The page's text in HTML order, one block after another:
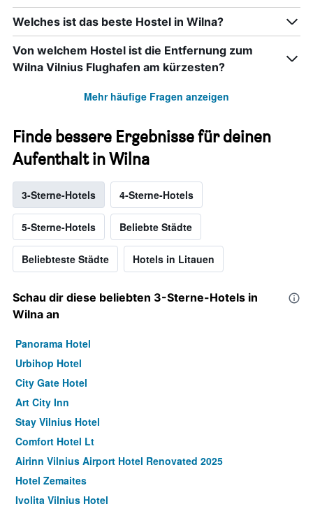
Welches ist das beste Hostel in Wilna?
Von welchem Hostel ist die Entfernung zum
Wilna Vilnius Flughafen am kürzesten?
Mehr häufige Fragen anzeigen
Finde bessere Ergebnisse für deinen
Aufenthalt in Wilna
3-Sterne-Hotels 4-Sterne-Hotels
5-Sterne-Hotels Beliebte Städte
Beliebteste Städte Hotels in Litauen
Schau dir diese beliebten 3-Sterne-Hotels in
Wilna an
Panorama Hotel
Urbihop Hotel
City Gate Hotel
Art City Inn
Stay Vilnius Hotel
Comfort Hotel Lt
Airinn Vilnius Airport Hotel Renovated 2025
Hotel Zemaites
Ivolita Vilnius Hotel